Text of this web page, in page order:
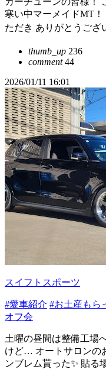
寒い中マーメイドMT
ただき ありがとうござ
thumb_up 236
comment44
2026/01/11 16:01
スイフトスポーツ
#愛車紹介 #お土産もら
オフ会
土曜の昼間は整備工場
けど… オートサロンの
ンブレム貰った✨ 貼